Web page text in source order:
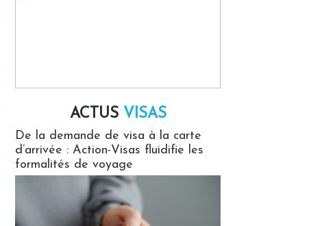
ACTUS VISAS
De la demande de visa à la carte
d’arrivée : Action-Visas fluidifie les
formalités de voyage